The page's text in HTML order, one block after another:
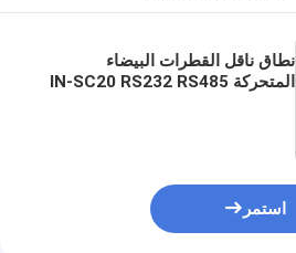
نطاق ناقل القطرات البيضاء
المتحركة IN-SC20 RS232 RS485
استمر